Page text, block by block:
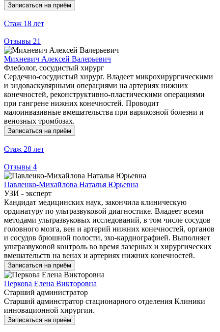
Записаться на приём
Стаж 18 лет
Отзывы 21
Михневич Алексей Валерьевич
Флеболог, сосудистый хирург
Сердечно-сосудистый хирург. Владеет микрохирургическими
и эндоваскулярными операциями на артериях нижних
конечностей, реконструктивно-пластическими операциями
при гангрене нижних конечностей. Проводит
малоинвазивные вмешательства при варикозной болезни и
венозных тромбозах.
Записаться на приём
Стаж 28 лет
Отзывы 4
Павленко-Михайлова Наталья Юрьевна
УЗИ - эксперт
Кандидат медицинских наук, закончила клиническую
ординатуру по ультразвуковой диагностике. Владеет всеми
методами ультразвуковых исследований, в том числе сосудов
головного мозга, вен и артерий нижних конечностей, органов
и сосудов брюшной полости, эхо-кардиографией. Выполняет
ультразвуковой контроль во время лазерных и хирургических
вмешательств на венах и артериях нижних конечностей.
Записаться на приём
Перкова Елена Викторовна
Старший администратор
Старший админстратор стационарного отделения Клиники
инновационной хирургии.
Записаться на приём